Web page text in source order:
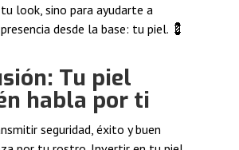
look, sino para ayudarte a
desde la base: tu piel. 💈
Tu piel
habla por ti
seguridad, éxito y buen